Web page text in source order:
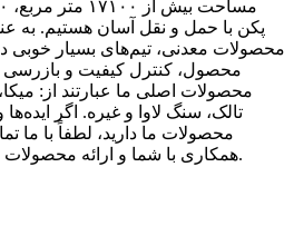
پکن با حمل و نقل آسان هستیم. به
محصولات معدنی، تیم‌های بسیار خوبی
محصول، کنترل کیفیت و بازرسی
محصولات اصلی ما عبارتند از: میکا،
تالک، سنگ لاوا و غیره. اگر
محصولات ما دارید، لطفاً با ما
همکاری با شما و ارائه محصولات رضایت‌بخش به شما هستیم.